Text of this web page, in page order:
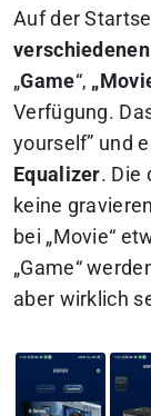
Auf der
verschiedenen
„Game“,
Verfügung.
yourself” und
Equalizer. Die
keine
bei „Movie“
„Game“
aber wirklich